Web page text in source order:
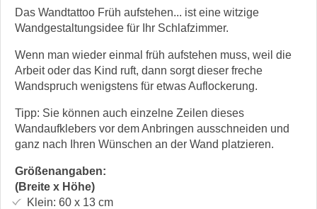
Das Wandtattoo Früh aufstehen... ist eine witzige
Wandgestaltungsidee für Ihr Schlafzimmer.
Wenn man wieder einmal früh aufstehen muss, weil die
Arbeit oder das Kind ruft, dann sorgt dieser freche
Wandspruch wenigstens für etwas Auflockerung.
Tipp: Sie können auch einzelne Zeilen dieses
Wandaufklebers vor dem Anbringen ausschneiden und
ganz nach Ihren Wünschen an der Wand platzieren.
Größenangaben:
(Breite x Höhe)
Klein: 60 x 13cm